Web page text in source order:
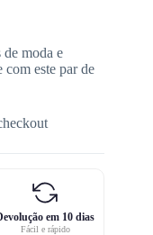
moda e
este par de
em 10 dias
Fácil e rápido